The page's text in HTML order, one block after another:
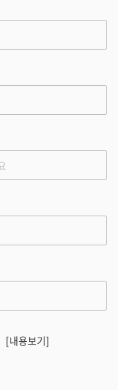
[내용보기]